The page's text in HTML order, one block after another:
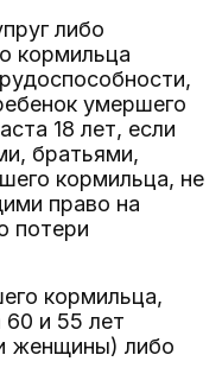
либо
кормильца
умершего
18 лет, если
братьями,
кормильца, не
право на
потери
кормильца,
60 и 55 лет
женщины) либо